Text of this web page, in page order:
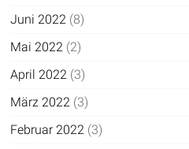
Juni 2022 (8)
Mai 2022 (2)
April 2022 (3)
März 2022 (3)
Februar 2022 (3)